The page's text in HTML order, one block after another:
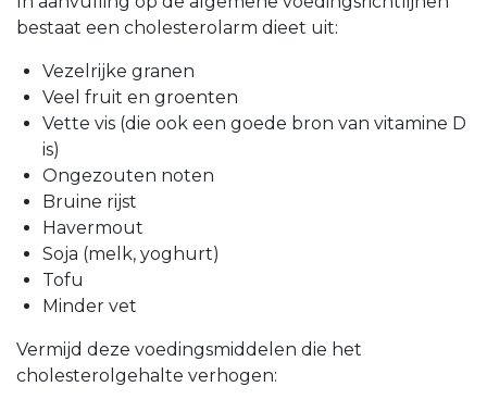
bestaat een cholesterolarm dieet uit:
Vezelrijke granen
Veel fruit en groenten
Vette vis (die ook een goede bron van vitamine D
is)
Ongezouten noten
Bruine rijst
Havermout
Soja (melk, yoghurt)
Tofu
Minder vet
Vermijd deze voedingsmiddelen die het
cholesterolgehalte verhogen: